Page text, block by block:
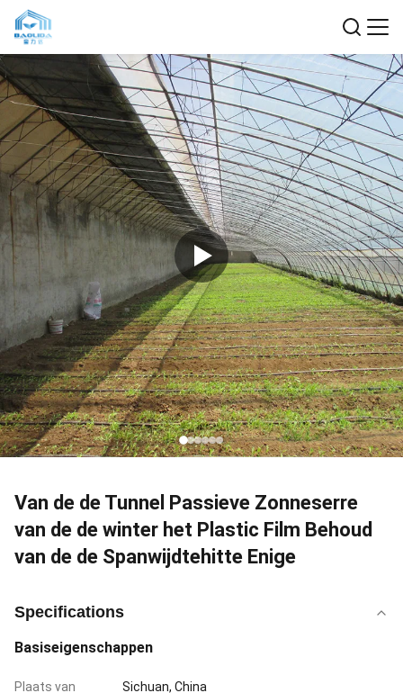
Van de de Tunnel Passieve Zonneserre
van de de winter het Plastic Film Behoud
van de de Spanwijdtehitte Enige
Specifications
Basiseigenschappen
Plaats van
Sichuan, China